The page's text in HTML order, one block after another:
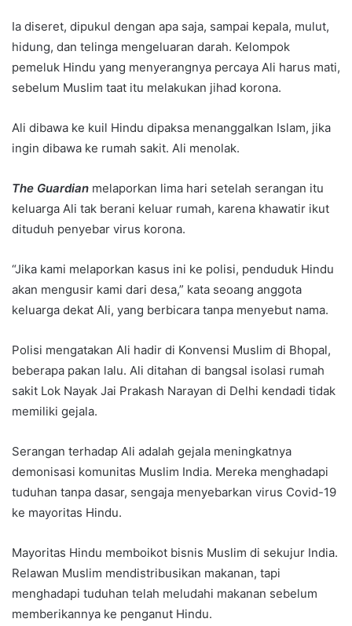
Ia diseret, dipukul dengan apa saja, sampai kepala, mulut,
hidung, dan telinga mengeluaran darah. Kelompok
pemeluk Hindu yang menyerangnya percaya Ali harus mati,
sebelum Muslim taat itu melakukan jihad korona.
Ali dibawa ke kuil Hindu dipaksa menanggalkan Islam, jika
ingin dibawa ke rumah sakit. Ali menolak.
The Guardian melaporkan lima hari setelah serangan itu
keluarga Ali tak berani keluar rumah, karena khawatir ikut
dituduh penyebar virus korona.
“Jika kami melaporkan kasus ini ke polisi, penduduk Hindu
akan mengusir kami dari desa,” kata seoang anggota
keluarga dekat Ali, yang berbicara tanpa menyebut nama.
Polisi mengatakan Ali hadir di Konvensi Muslim di Bhopal,
beberapa pakan lalu. Ali ditahan di bangsal isolasi rumah
sakit Lok Nayak Jai Prakash Narayan di Delhi kendadi tidak
memiliki gejala.
Serangan terhadap Ali adalah gejala meningkatnya
demonisasi komunitas Muslim India. Mereka menghadapi
tuduhan tanpa dasar, sengaja menyebarkan virus Covid-19
ke mayoritas Hindu.
Mayoritas Hindu memboikot bisnis Muslim di sekujur India.
Relawan Muslim mendistribusikan makanan, tapi
menghadapi tuduhan telah meludahi makanan sebelum
memberikannya ke penganut Hindu.